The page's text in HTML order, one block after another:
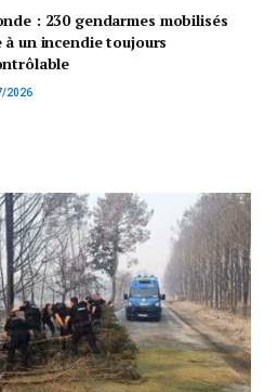
: 230 gendarmes mobilisés
à un incendie toujours
2026